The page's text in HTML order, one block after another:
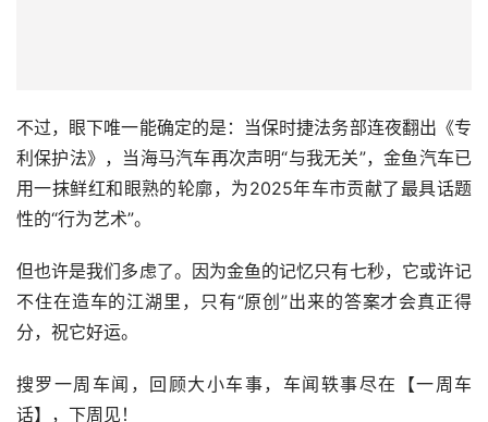
利保护法》，当海马汽车再次声明“与我无关”，金鱼汽车已
用一抹鲜红和眼熟的轮廓，为2025年车市贡献了最具话题
性的“行为艺术”。
不住在造车的江湖里，只有“原创”出来的答案才会真正得
分，祝它好运。
话】，下周见！